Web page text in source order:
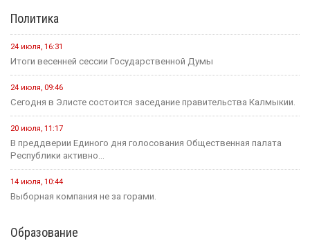
Политика
24 июля, 16:31
Итоги весенней сессии Государственной Думы
24 июля, 09:46
Сегодня в Элисте состоится заседание правительства Калмыкии.
20 июля, 11:17
В преддверии Единого дня голосования Общественная палата
Республики активно...
14 июля, 10:44
Выборная компания не за горами.
Образование